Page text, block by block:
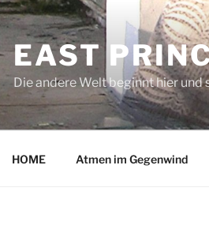
EAST
Die andere Welt beginnt hier und
HOME Atmen im Gegenwind